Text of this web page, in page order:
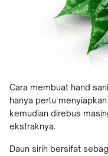
Cara membuat hand
hanya perlu
kemudian direbus
ekstraknya.
Daun sirih bersifat